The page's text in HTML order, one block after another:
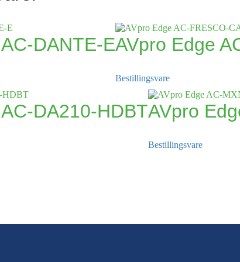
DANTE-EAVpro Edge
Bestillingsvare
DA210-HDBTAVpro
Bestillingsvare